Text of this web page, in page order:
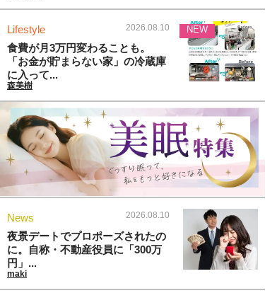
Lifestyle 2026.08.10
食費が月3万円変わることも。
「お金が貯まらない家」の冷蔵庫
に入って...
森美樹
NEW
News 2026.08.10
夜景デートでプロポーズされたの
に。自称・不動産役員に「300万
円」...
maki